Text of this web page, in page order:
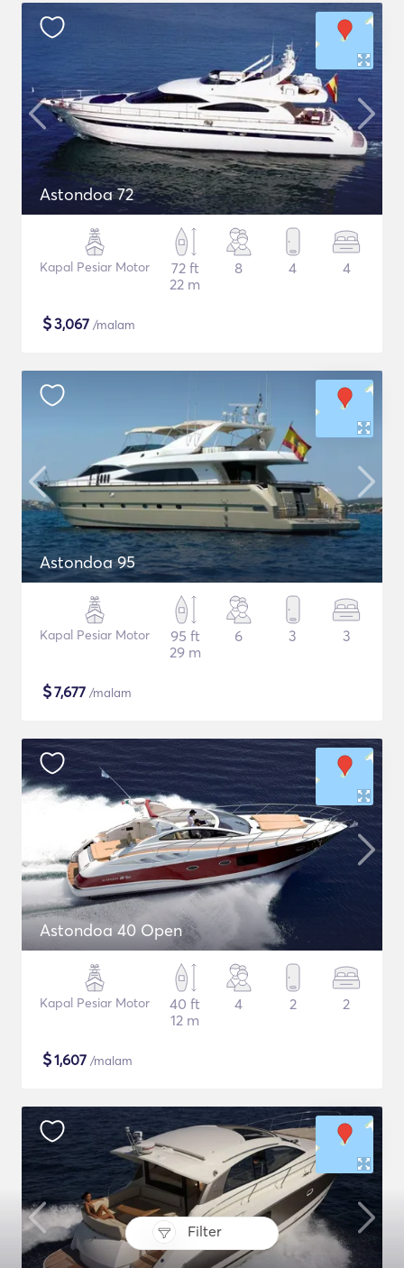
Filter
Astondoa 72
Kapal Pesiar Motor
72 ft
22 m
8 4 4
$3,067 /malam
Astondoa 95
Kapal Pesiar Motor
95 ft
29 m
6 3 3
$7,677 /malam
Astondoa 40 Open
Kapal Pesiar Motor
40 ft
12 m
4 2 2
$1,607 /malam